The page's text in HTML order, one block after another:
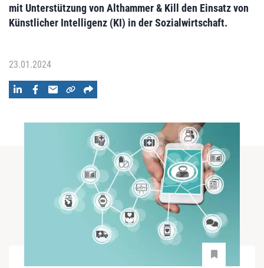
mit Unterstützung von Althammer & Kill den Einsatz von
Künstlicher Intelligenz (KI) in der Sozialwirtschaft.
23.01.2024